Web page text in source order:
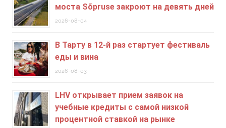
моста Sõpruse закроют на девять дней
2026-08-04
В Тарту в 12-й раз стартует фестиваль
еды и вина
2026-08-03
LHV открывает прием заявок на
учебные кредиты c самой низкой
процентной ставкой на рынке